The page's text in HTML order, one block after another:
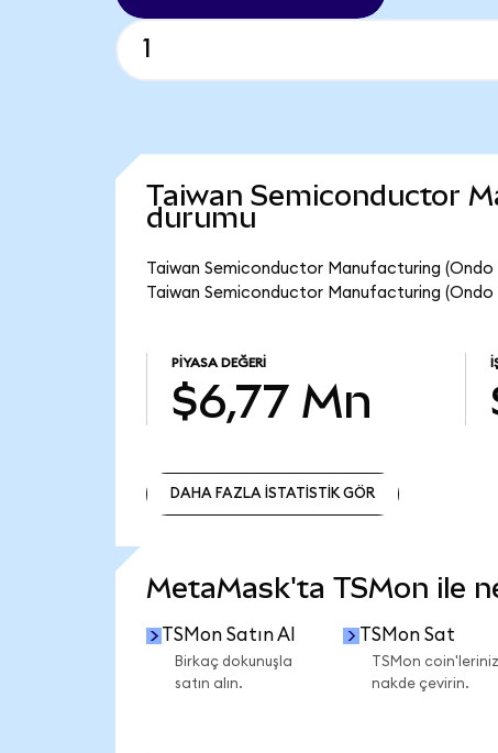
Taiwan Semiconductor
durumu
Taiwan Semiconductor Manufacturing (Ondo
Taiwan Semiconductor Manufacturing
PIYASA DEĞERI
$6,77 Mn
DAHA FAZLA İSTATİSTİK GÖR
MetaMask'ta TSMon ile
TSMon Satın Al
Birkaç dokunuşla
satın alın.
TSMon Sat
TSMon
nakde çevirin.